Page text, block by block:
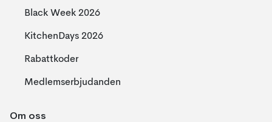
Black Week 2026
KitchenDays 2026
Rabattkoder
Medlemserbjudanden
Om oss